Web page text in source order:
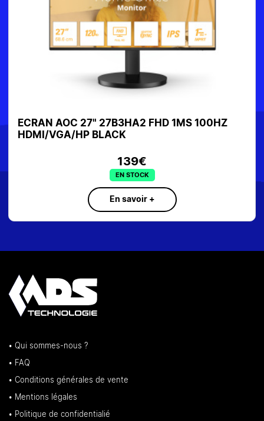
ECRAN AOC 27" 27B3HA2 FHD 1MS 100HZ
HDMI/VGA/HP BLACK
139€
EN STOCK
En savoir +
• Qui sommes-nous ?
• FAQ
• Conditions générales de vente
• Mentions légales
• Politique de confidentialié